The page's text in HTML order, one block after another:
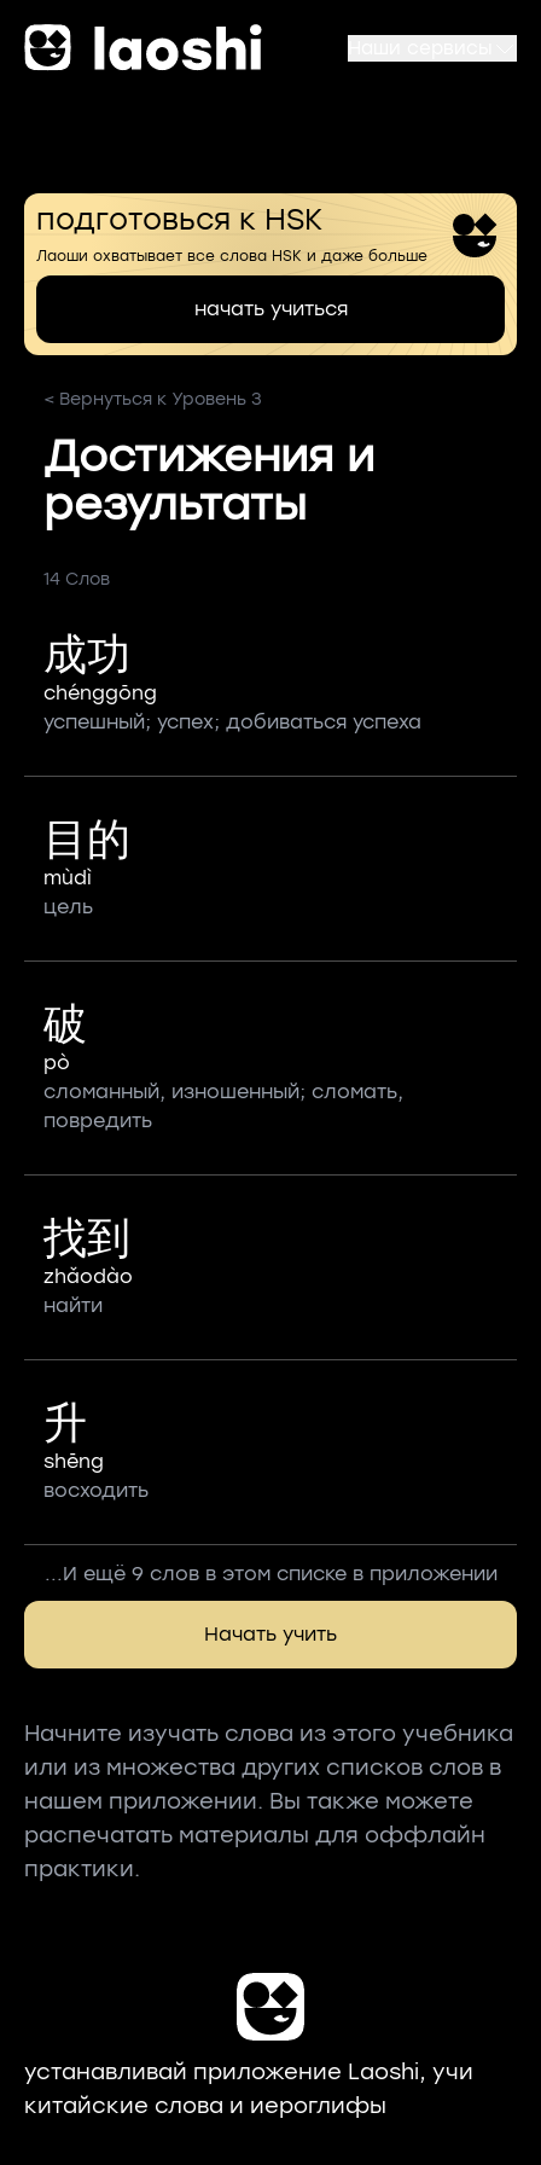
подготовься к HSK
Лаоши охватывает все слова HSK и даже больше
начать учиться
< Вернуться к Уровень 3
Достижения и
результаты
14 Слов
成功
chénggōng
успешный; успех; добиваться успеха
目的
mùdì
цель
破
pò
сломанный, изношенный; сломать,
повредить
找到
zhǎodào
найти
升
shēng
восходить
...И ещё 9 слов в этом списке в приложении
Начать учить
Начните изучать слова из этого учебника
или из множества других списков слов в
нашем приложении. Вы также можете
распечатать материалы для оффлайн
практики.
устанавливай приложение Laoshi, учи
китайские слова и иероглифы